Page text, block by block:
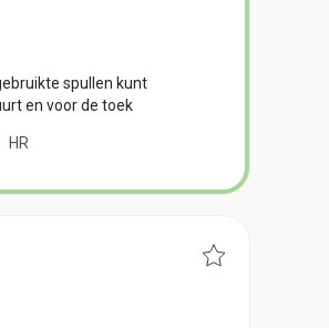
spullen kunt
en voor de toek
HR